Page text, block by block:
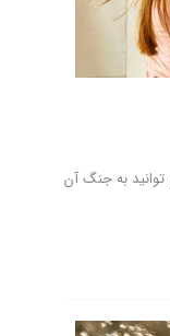
توانید به جنگ آن